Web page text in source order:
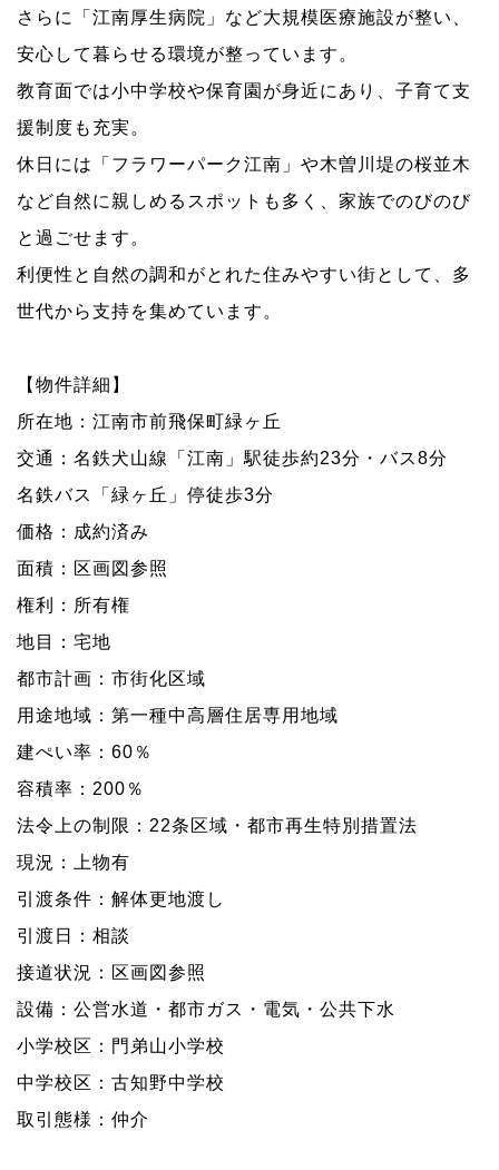
さらに「江南厚生病院」など大規模医療施設が整い、
安心して暮らせる環境が整っています。
教育面では小中学校や保育園が身近にあり、子育て支
援制度も充実。
休日には「フラワーパーク江南」や木曽川堤の桜並木
など自然に親しめるスポットも多く、家族でのびのび
と過ごせます。
利便性と自然の調和がとれた住みやすい街として、多
世代から支持を集めています。
【物件詳細】
所在地：江南市前飛保町緑ヶ丘
交通：名鉄犬山線「江南」駅徒歩約23分・バス8分
名鉄バス「緑ヶ丘」停徒歩3分
価格：成約済み
面積：区画図参照
権利：所有権
地目：宅地
都市計画：市街化区域
用途地域：第一種中高層住居専用地域
建ぺい率：60％
容積率：200％
法令上の制限：22条区域・都市再生特別措置法
現況：上物有
引渡条件：解体更地渡し
引渡日：相談
接道状況：区画図参照
設備：公営水道・都市ガス・電気・公共下水
小学校区：門弟山小学校
中学校区：古知野中学校
取引態様：仲介